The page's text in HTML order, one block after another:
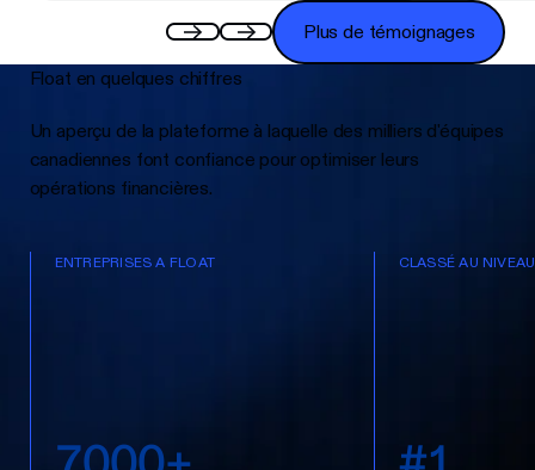
Plus de témoignages
Plus de témoignages
Float en quelques chiffres
Un aperçu de la plateforme à laquelle des milliers d'équipes
canadiennes font confiance pour optimiser leurs
opérations financières.
ENTREPRISES A FLOAT CLASSÉ AU